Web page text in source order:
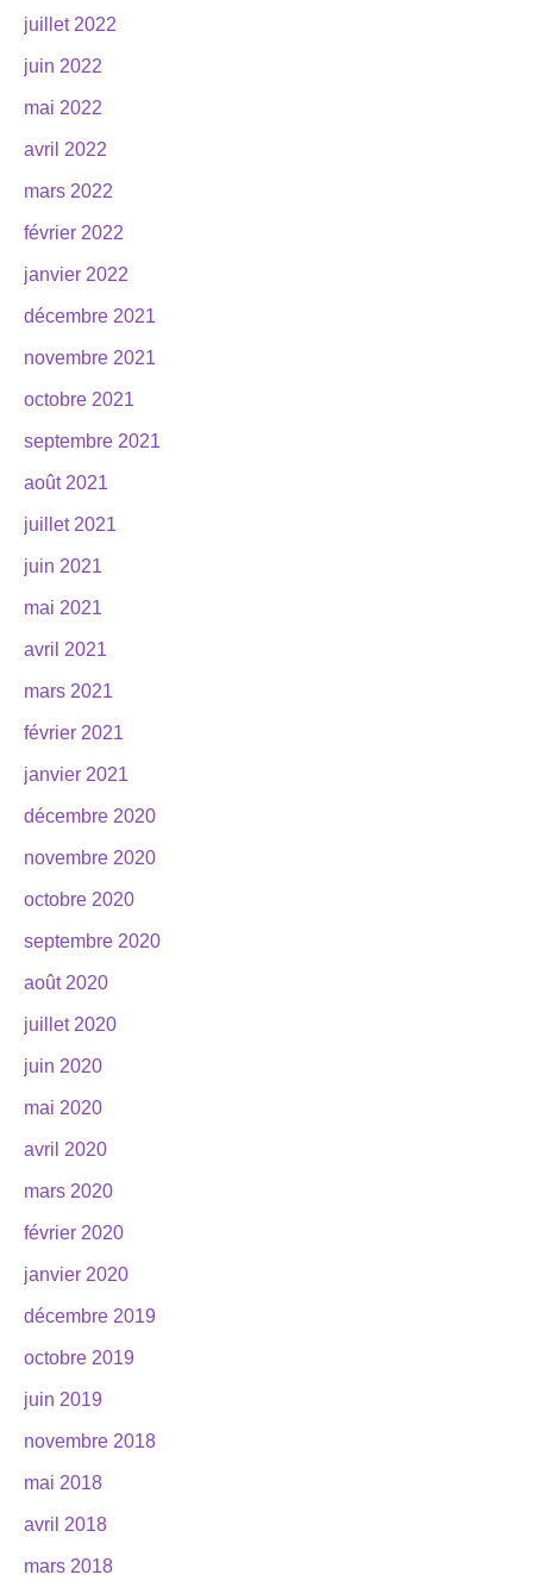
juillet 2022
juin 2022
mai 2022
avril 2022
mars 2022
février 2022
janvier 2022
décembre 2021
novembre 2021
octobre 2021
septembre 2021
août 2021
juillet 2021
juin 2021
mai 2021
avril 2021
mars 2021
février 2021
janvier 2021
décembre 2020
novembre 2020
octobre 2020
septembre 2020
août 2020
juillet 2020
juin 2020
mai 2020
avril 2020
mars 2020
février 2020
janvier 2020
décembre 2019
octobre 2019
juin 2019
novembre 2018
mai 2018
avril 2018
mars 2018